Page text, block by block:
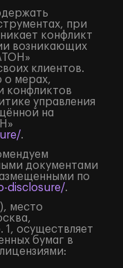
при
конфликт
возникающих
клиентов.
о мерах,
конфликтов
управления
на
.
документами
по
disclosure/.
место
1, осуществляет
бумаг в